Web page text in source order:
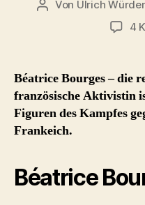
Beitragsautor
Von Ulrich
4
Béatrice Bourges – die
französische Aktivistin
Figuren des Kampfes
Frankeich.
Béatrice